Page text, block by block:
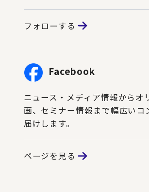
フォローする
Facebook
ニュース・メディア情報からオ
画、セミナー情報まで幅広いコ
届けします。
ページを見る